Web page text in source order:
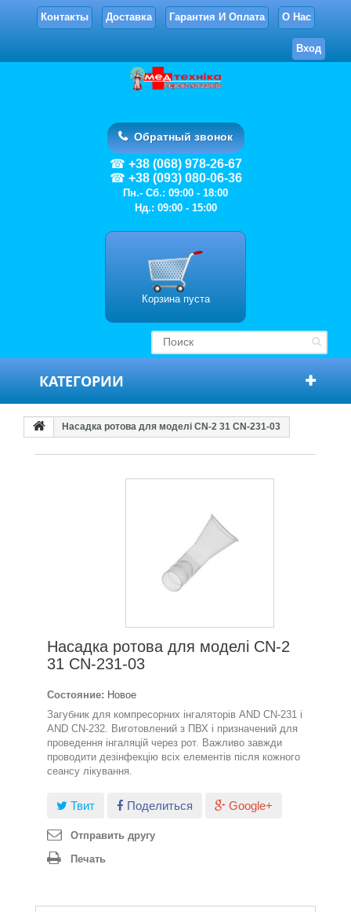
Контакты Доставка Гарантия И Оплата О Нас
Вход
Обратный звонок
+38 (068) 978-26-67
+38 (093) 080-06-36
Пн.- Сб.: 09:00 - 18:00
Нд.: 09:00 - 15:00
Корзина пуста
КАТЕГОРИИ
Насадка ротова для моделі СN-2 31 CN-231-03
Насадка ротова для моделі СN-2
31 CN-231-03
Состояние: Новое
Загубник для компресорних інгаляторів AND CN-231 і
AND CN-232. Виготовлений з ПВХ і призначений для
проведення інгаляцій через рот. Важливо завжди
проводити дезінфекцію всіх елементів після кожного
сеансу лікування.
Твит Поделиться Google+
Отправить другу
Печать